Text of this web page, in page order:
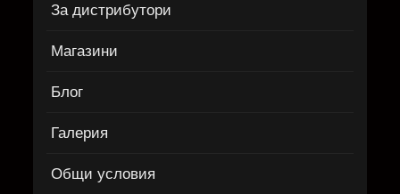
За дистрибутори
Магазини
Блог
Галерия
Общи условия